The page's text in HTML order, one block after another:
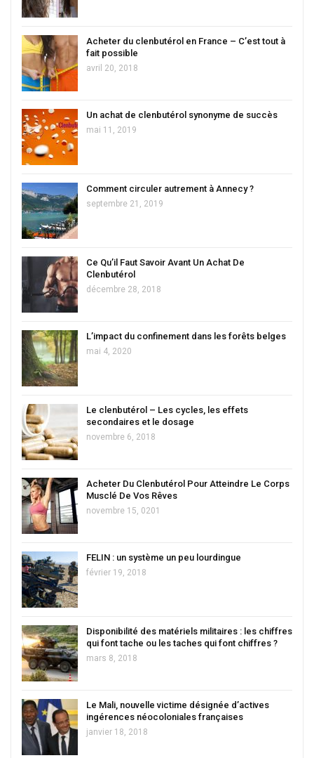
Acheter du clenbutérol en France – C’est tout à
fait possible
avril 20, 2018
Un achat de clenbutérol synonyme de succès
mai 11, 2019
Comment circuler autrement à Annecy ?
septembre 21, 2019
Ce Qu’il Faut Savoir Avant Un Achat De
Clenbutérol
décembre 28, 2018
L’impact du confinement dans les forêts belges
mai 4, 2020
Le clenbutérol – Les cycles, les effets
secondaires et le dosage
novembre 6, 2018
Acheter Du Clenbutérol Pour Atteindre Le Corps
Musclé De Vos Rêves
novembre 15, 0201
FELIN : un système un peu lourdingue
février 19, 2018
Disponibilité des matériels militaires : les chiffres
qui font tache ou les taches qui font chiffres ?
mars 8, 2018
Le Mali, nouvelle victime désignée d’actives
ingérences néocoloniales françaises
janvier 18, 2018